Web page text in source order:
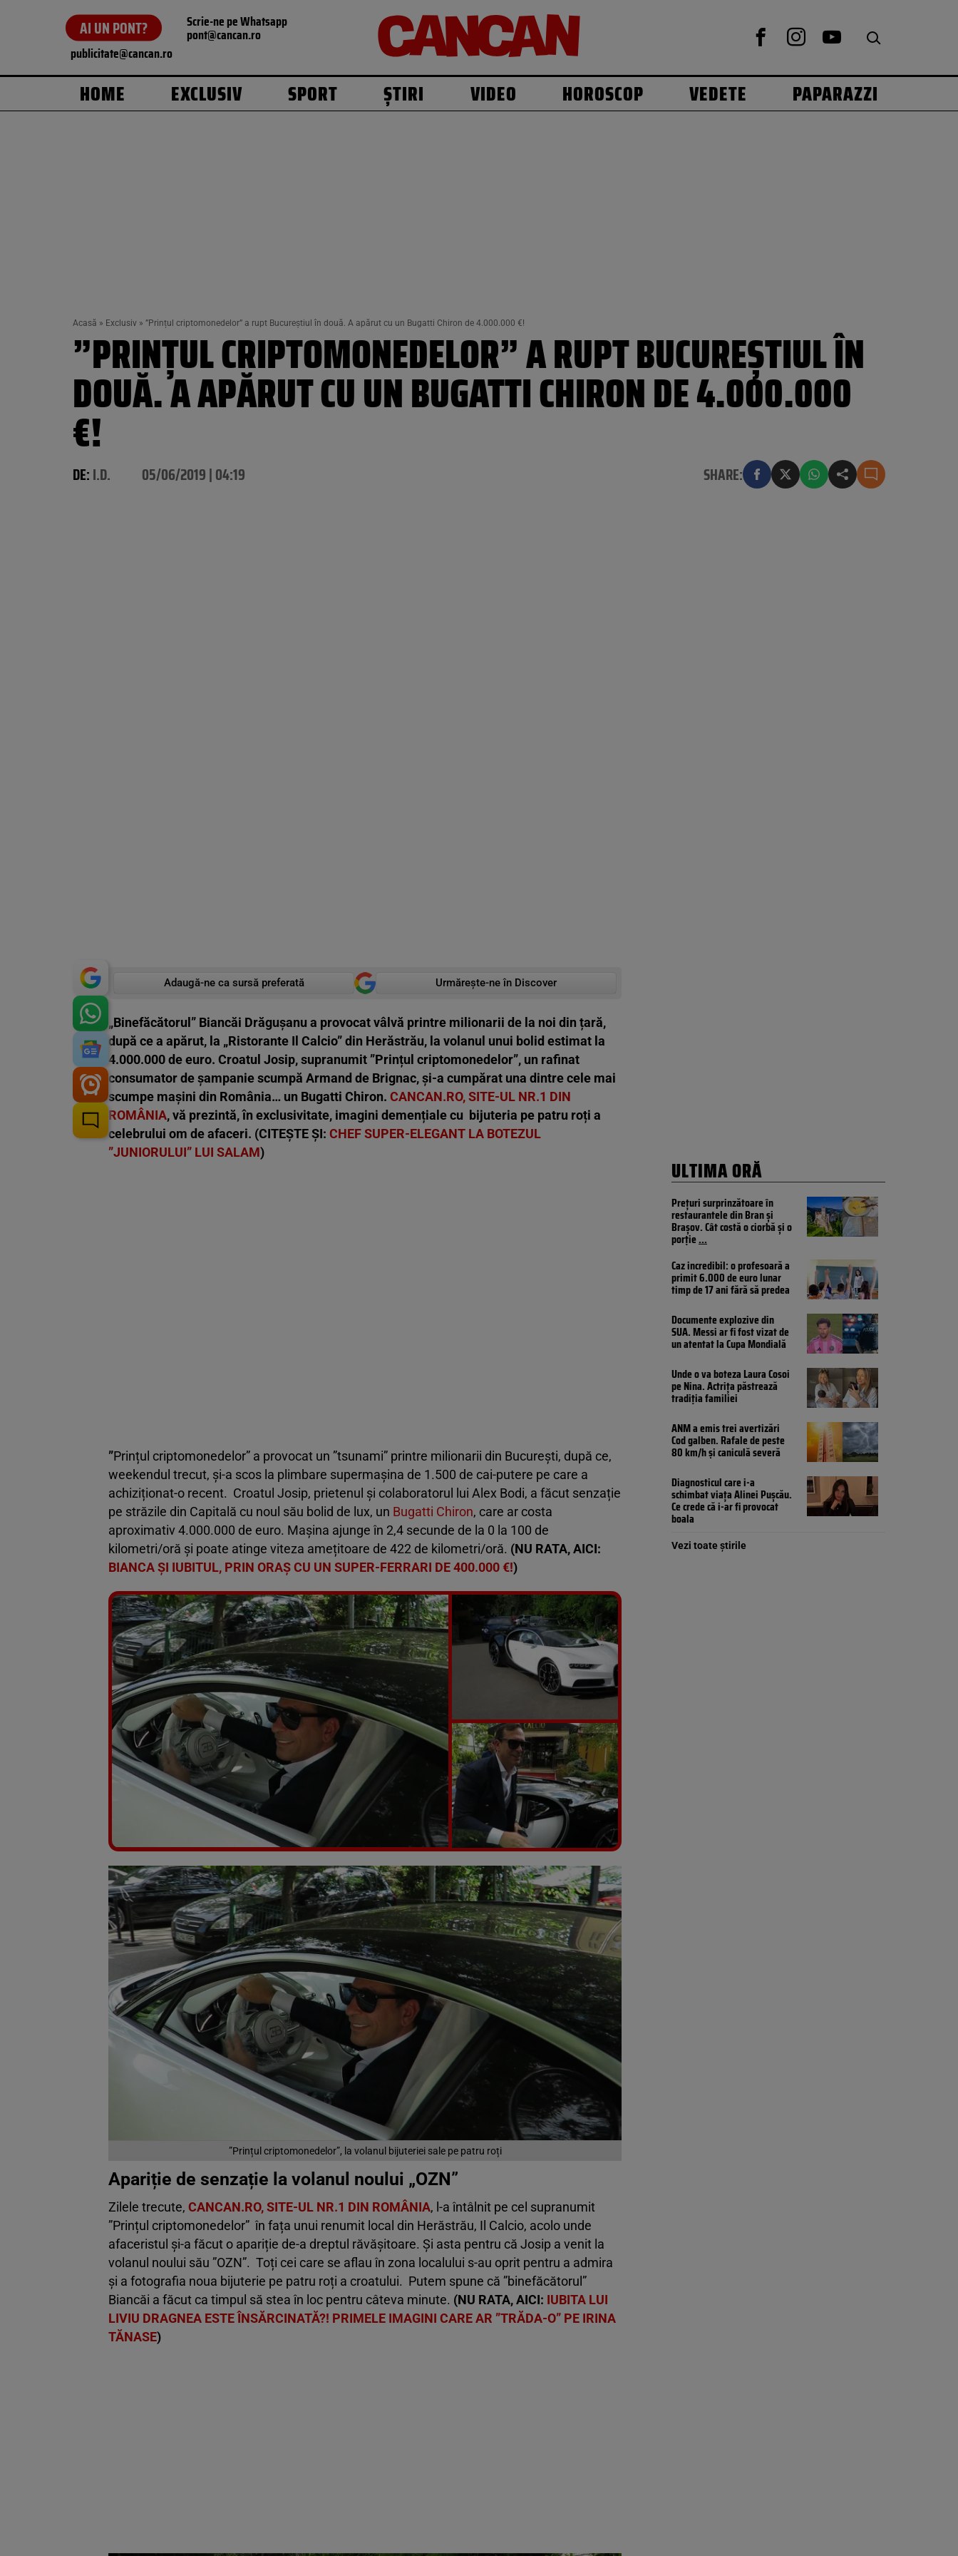
AI UN PONT? Scrie-ne pe Whatsapp
pont@cancan.ro
publicitate@cancan.ro
HOME EXCLUSIV SPORT ȘTIRI VIDEO HOROSCOP VEDETE PAPARAZZI
Acasă » Exclusiv » ”Prințul criptomonedelor” a rupt Bucureștiul în două. A apărut cu un Bugatti Chiron de 4.000.000 €!
”PRINȚUL CRIPTOMONEDELOR” A RUPT BUCUREȘTIUL ÎN
DOUĂ. A APĂRUT CU UN BUGATTI CHIRON DE 4.000.000
€!
DE:I.D. 05/06/2019 | 04:19 SHARE:
Adaugă-ne ca sursă preferată Urmărește-ne în Discover
„Binefăcătorul” Biancăi Drăgușanu a provocat vâlvă printre milionarii de la noi din țară,
după ce a apărut, la „Ristorante Il Calcio” din Herăstrău, la volanul unui bolid estimat la
4.000.000 de euro. Croatul Josip, supranumit ”Prințul criptomonedelor”, un rafinat
consumator de șampanie scumpă Armand de Brignac, și-a cumpărat una dintre cele mai
scumpe mașini din România… un Bugatti Chiron. CANCAN.RO, SITE-UL NR.1 DIN
ROMÂNIA, vă prezintă, în exclusivitate, imagini demențiale cu bijuteria pe patru roți a
celebrului om de afaceri. (CITEȘTE ȘI: CHEF SUPER-ELEGANT LA BOTEZUL
”JUNIORULUI” LUI SALAM)
”Prințul criptomonedelor” a provocat un ”tsunami” printre milionarii din București, după ce,
weekendul trecut, și-a scos la plimbare supermașina de 1.500 de cai-putere pe care a
achiziționat-o recent. Croatul Josip, prietenul și colaboratorul lui Alex Bodi, a făcut senzație
pe străzile din Capitală cu noul său bolid de lux, un Bugatti Chiron, care ar costa
aproximativ 4.000.000 de euro. Mașina ajunge în 2,4 secunde de la 0 la 100 de
kilometri/oră și poate atinge viteza amețitoare de 422 de kilometri/oră. (NU RATA, AICI:
BIANCA ȘI IUBITUL, PRIN ORAȘ CU UN SUPER-FERRARI DE 400.000 €!)
Vezi galeria foto
7 poze
”Prințul criptomonedelor”, la volanul bijuteriei sale pe patru roți
Apariție de senzație la volanul noului „OZN”
Zilele trecute, CANCAN.RO, SITE-UL NR.1 DIN ROMÂNIA, l-a întâlnit pe cel supranumit
”Prințul criptomonedelor” în fața unui renumit local din Herăstrău, Il Calcio, acolo unde
afaceristul și-a făcut o apariție de-a dreptul răvășitoare. Și asta pentru că Josip a venit la
volanul noului său ”OZN”. Toți cei care se aflau în zona localului s-au oprit pentru a admira
și a fotografia noua bijuterie pe patru roți a croatului. Putem spune că ”binefăcătorul”
Biancăi a făcut ca timpul să stea în loc pentru câteva minute. (NU RATA, AICI: IUBITA LUI
LIVIU DRAGNEA ESTE ÎNSĂRCINATĂ?! PRIMELE IMAGINI CARE AR ”TRĂDA-O” PE IRINA
TĂNASE)
ULTIMA ORĂ
Prețuri surprinzătoare în
restaurantele din Bran și
Brașov. Cât costă o ciorbă și o
porție...
Caz incredibil: o profesoară a
primit 6.000 de euro lunar
timp de 17 ani fără să predea
Documente explozive din
SUA. Messi ar fi fost vizat de
un atentat la Cupa Mondială
Unde o va boteza Laura Cosoi
pe Nina. Actrița păstrează
tradiția familiei
ANM a emis trei avertizări
Cod galben. Rafale de peste
80 km/h și caniculă severă
Diagnosticul care i-a
schimbat viața Alinei Pușcău.
Ce crede că i-ar fi provocat
boala
Vezi toate știrile